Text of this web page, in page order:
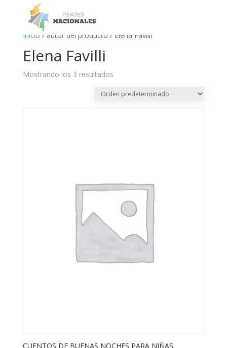
Inicio / autor del producto / Elena Favilli
Elena Favilli
Mostrando los 3 resultados
CUENTOS DE BUENAS NOCHES PARA NIÑAS